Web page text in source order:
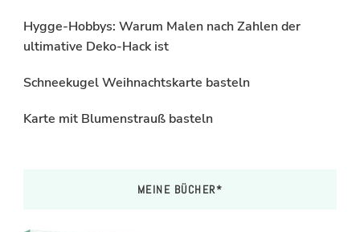
Hygge-Hobbys: Warum Malen nach Zahlen der
ultimative Deko-Hack ist
Schneekugel Weihnachtskarte basteln
Karte mit Blumenstrauß basteln
MEINE BÜCHER*